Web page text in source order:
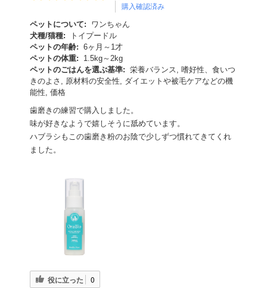
購入確認済み
ペットについて:
ワンちゃん
犬種/猫種:
トイプードル
ペットの年齢: 6ヶ月～1才
ペットの体重:
1.5kg～2kg
ペットのごはんを選ぶ基準: 栄養バランス, 嗜好性、食いつ
きのよさ, 原材料の安全性, ダイエットや被毛ケアなどの機
能性, 価格
歯磨きの練習で購入しました。
味が好きなようで嬉しそうに舐めています。
ハブラシもこの歯磨き粉のお陰で少しずつ慣れてきてくれ
ました。
役に立った 0